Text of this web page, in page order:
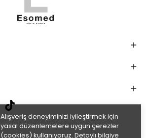
Alışveriş deneyiminizi iyileştirmek için
yasal düzenlemelere uygun çerezler
(cookies) kullanıyoruz. Detaylı bilgiye